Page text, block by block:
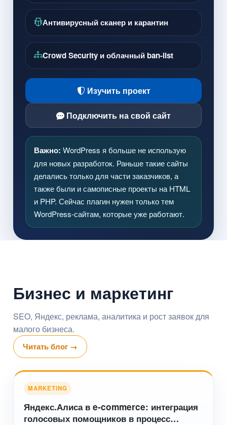
Антивирусный сканер и карантин
Crowd Security и облачный ban-list
Изучить проект
Подключить на свой сайт
Важно: WordPress я больше не использую
для новых разработок. Раньше такие сайты
делались только для части заказчиков, а
также были и самописные проекты на HTML
и PHP. Сейчас плагин нужен только тем
WordPress-сайтам, которые уже работают.
Бизнес и маркетинг
SEO, Яндекс, реклама, аналитика и рост заявок для
малого бизнеса.
Читать блог →
MARKETING
Яндекс.Алиса в e‑commerce: интеграция
голосовых помощников в процесс